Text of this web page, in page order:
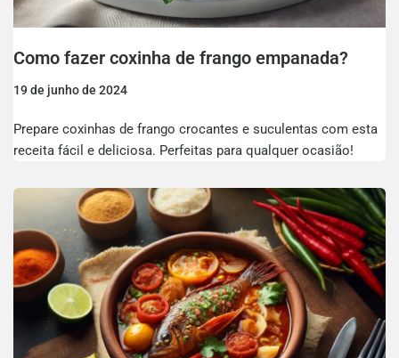
Como fazer coxinha de frango empanada?
19 de junho de 2024
Prepare coxinhas de frango crocantes e suculentas com esta
receita fácil e deliciosa. Perfeitas para qualquer ocasião!